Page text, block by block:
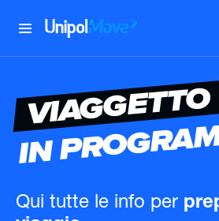
UnipolMove
VIAGGETTO
IN
Qui tutte le info per